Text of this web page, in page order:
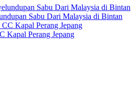
Sabu Dari Malaysia di Bintan
Kapal Perang Jepang